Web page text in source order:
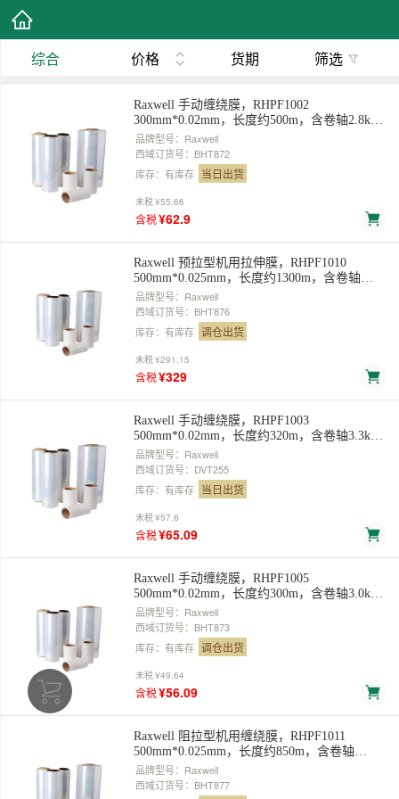
综合 价格 货期 筛选
Raxwell 手动缠绕膜，RHPF1002
300mm*0.02mm，长度约500m，含卷轴2.8kg/
卷，不含轴2.5kg/卷 售卖规格：1卷
品牌型号：Raxwell
西域订货号：BHT872
库存：有库存 当日出货
未税¥55.66
含税¥62.9
Raxwell 预拉型机用拉伸膜，RHPF1010
500mm*0.025mm，长度约1300m，含卷轴
15.0kg/卷,不含轴14.0kg/卷，1卷/箱 售卖规
格：1卷
品牌型号：Raxwell
西域订货号：BHT876
库存：有库存 调仓出货
未税¥291.15
含税¥329
Raxwell 手动缠绕膜，RHPF1003
500mm*0.02mm，长度约320m，含卷轴3.3kg/
卷，不含轴3kg/卷，4倍数下单 售卖规格：1卷
品牌型号：Raxwell
西域订货号：DVT255
库存：有库存 当日出货
未税¥57.6
含税¥65.09
Raxwell 手动缠绕膜，RHPF1005
500mm*0.02mm，长度约300m，含卷轴3.0kg/
卷，不含轴2.5kg/卷 售卖规格：1卷
品牌型号：Raxwell
西域订货号：BHT873
库存：有库存 调仓出货
未税¥49.64
含税¥56.09
Raxwell 阻拉型机用缠绕膜，RHPF1011
500mm*0.025mm，长度约850m，含卷轴
10.0kg/卷,不含轴 9.0kg/卷 售卖规格：1卷
品牌型号：Raxwell
西域订货号：BHT877